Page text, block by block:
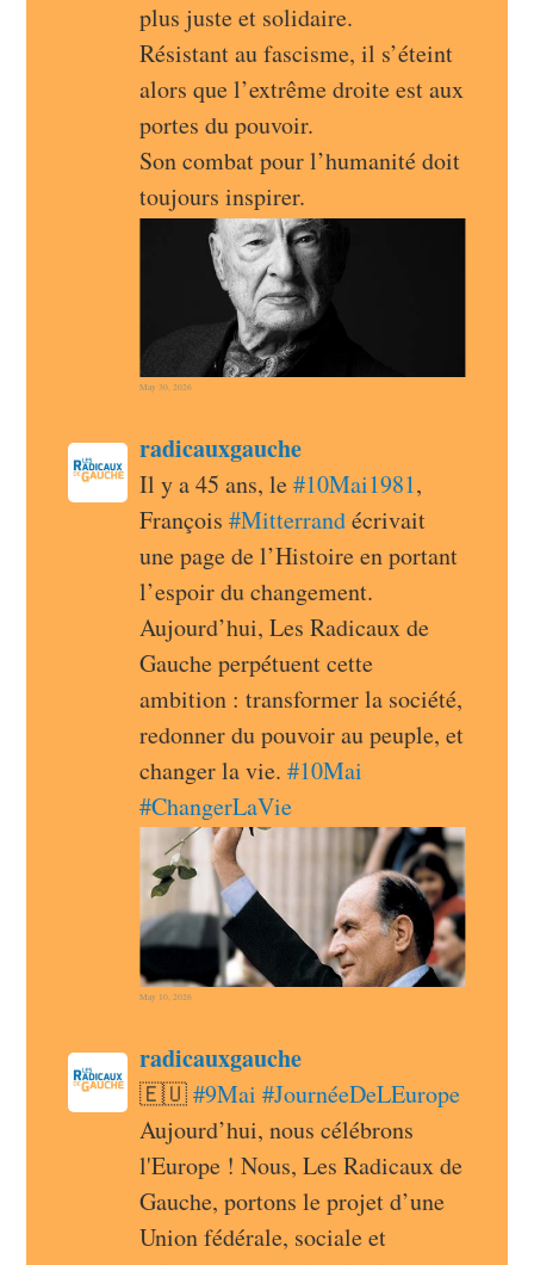
plus juste et solidaire.
Résistant au fascisme, il s’éteint
alors que l’extrême droite est aux
portes du pouvoir.
Son combat pour l’humanité doit
toujours inspirer.
May 30, 2026
radicauxgauche avatar
radicauxgauchepost
Il y a 45 ans, le #10Mai1981,
François #Mitterrand écrivait
une page de l’Histoire en portant
l’espoir du changement.
Aujourd’hui, Les Radicaux de
Gauche perpétuent cette
ambition : transformer la société,
redonner du pouvoir au peuple, et
changer la vie. #10Mai
#ChangerLaVie
May 10, 2026
radicauxgauche avatar
radicauxgauchepost
🇪🇺 #9Mai #JournéeDeLEurope
Aujourd’hui, nous célébrons
l'Europe ! Nous, Les Radicaux de
Gauche, portons le projet d’une
Union fédérale, sociale et